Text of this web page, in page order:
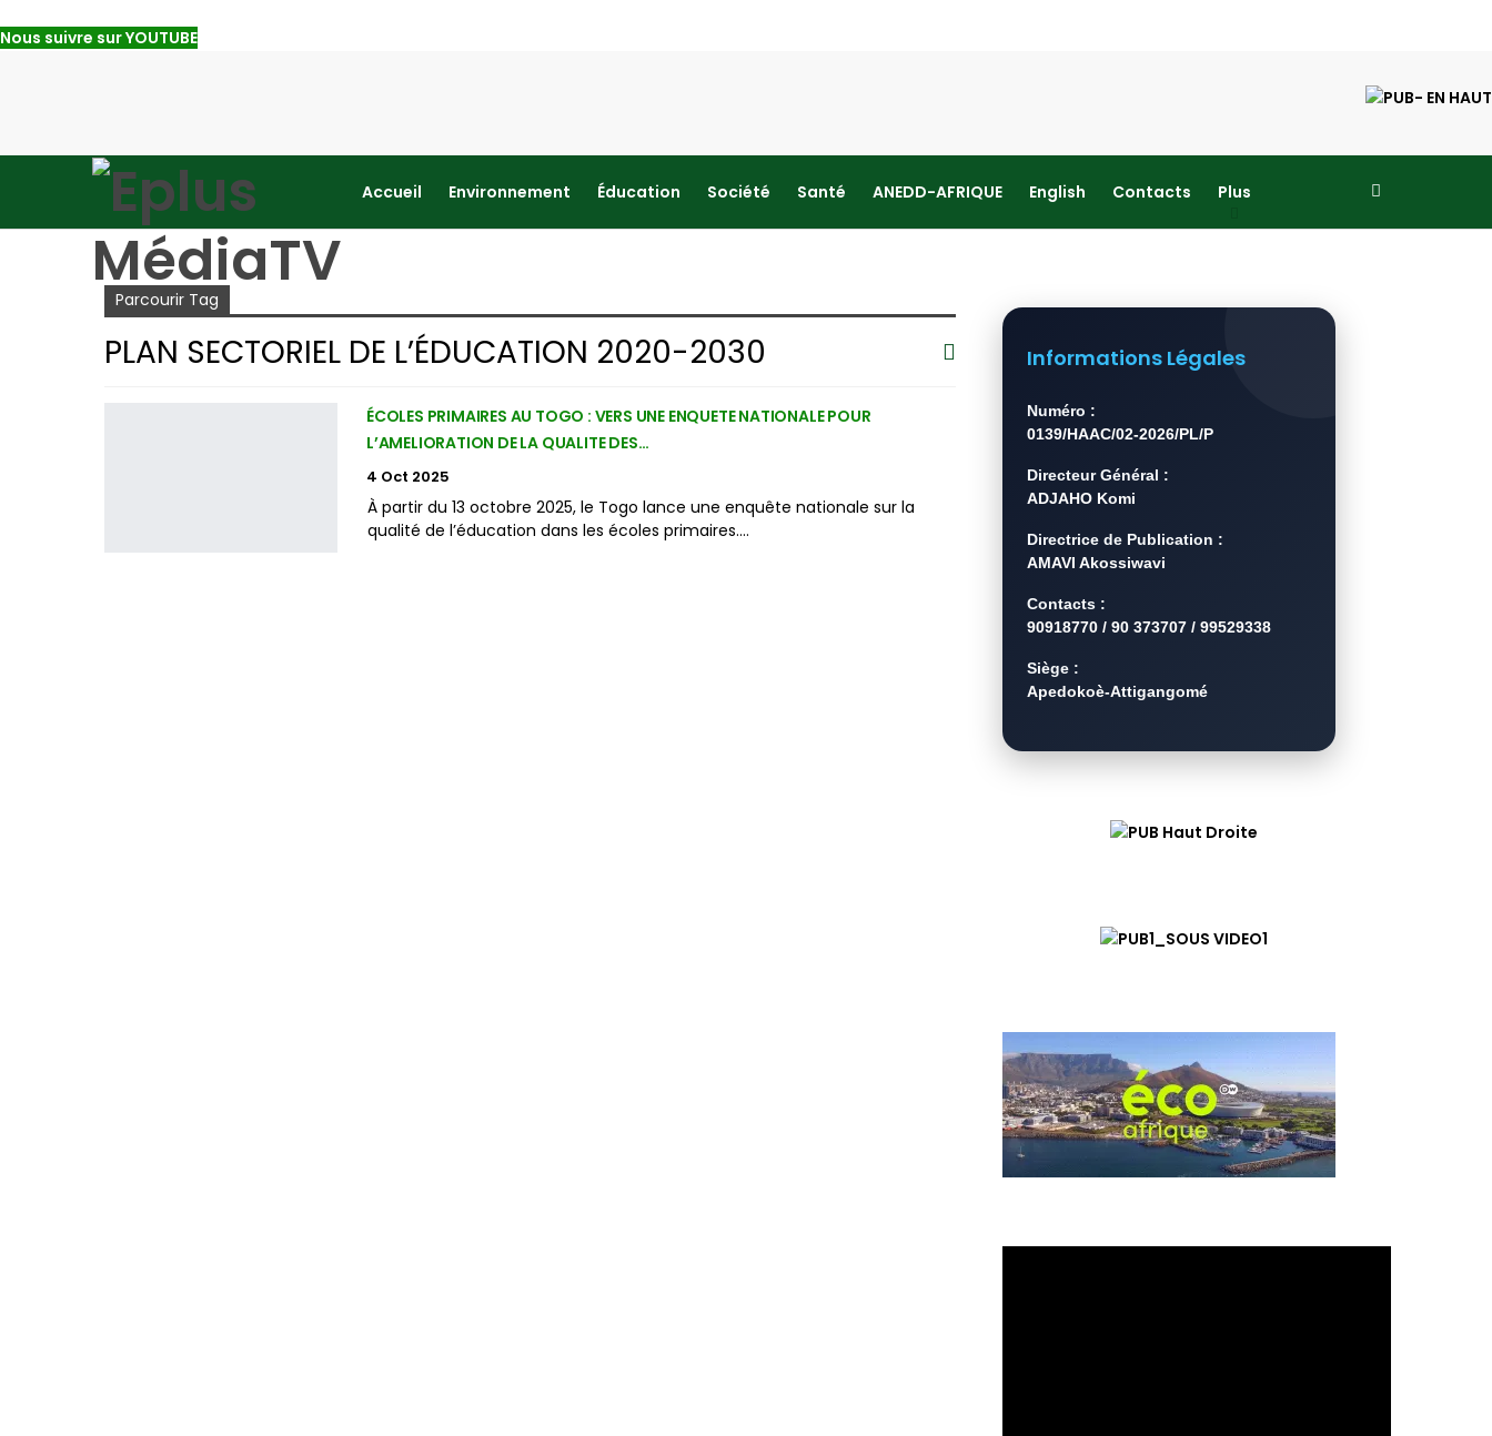
Nous suivre sur YOUTUBE
Accueil Environnement Éducation Société Santé ANEDD-AFRIQUE English Contacts Plus
Accueil Plan sectoriel de l’éducation 2020-2030
Parcourir Tag
PLAN SECTORIEL DE L’ÉDUCATION 2020-2030
ÉCOLES PRIMAIRES AU TOGO : VERS UNE ENQUETE NATIONALE POUR
L’AMELIORATION DE LA QUALITE DES…
4 Oct 2025
À partir du 13 octobre 2025, le Togo lance une enquête nationale sur la
qualité de l’éducation dans les écoles primaires.…
Informations Légales
Numéro :
0139/HAAC/02-2026/PL/P
Directeur Général :
ADJAHO Komi
Directrice de Publication :
AMAVI Akossiwavi
Contacts :
90918770 / 90 373707 / 99529338
Siège :
Apedokoè-Attigangomé